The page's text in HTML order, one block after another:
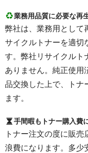
業務用品質に必要な再
弊社は、業務用として
サイクルトナーを適切
す。弊社リサイクルト
ありません。純正使用
品交換した上で、トナ
ます。
手間暇もトナー購入費
トナー注文の度に販
浪費になります。多少